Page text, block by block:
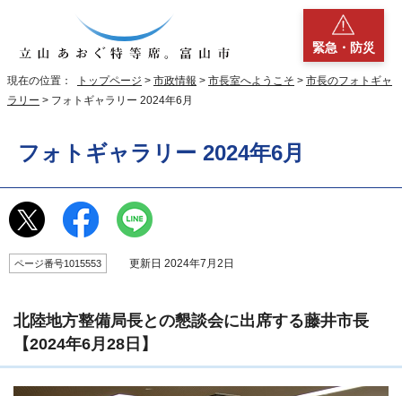
緊急・防災
現在の位置： トップページ > 市政情報 > 市長室へようこそ > 市長のフォトギャ
ラリー > フォトギャラリー 2024年6月
フォトギャラリー 2024年6月
ページ番号1015553 更新日 2024年7月2日
北陸地方整備局長との懇談会に出席する藤井市長
【2024年6月28日】